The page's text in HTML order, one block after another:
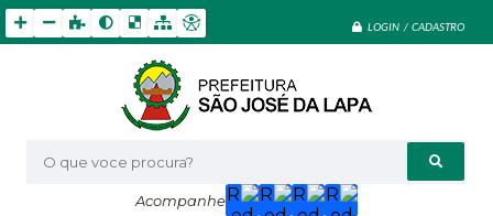
LOGIN / CADASTRO
O que voce procura?
Acompanhe